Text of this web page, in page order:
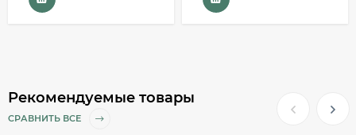
Рекомендуемые товары
СРАВНИТЬ ВСЕ